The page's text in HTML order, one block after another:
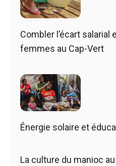
Combler l’écart
femmes au Cap-Vert
Énergie solaire et
La culture du manioc